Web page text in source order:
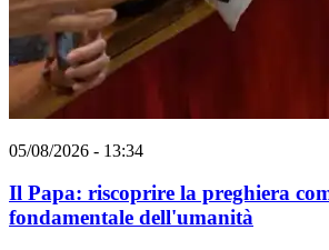
05/08/2026 - 13:34
Il Papa: riscoprire la preghiera
fondamentale dell'umanità